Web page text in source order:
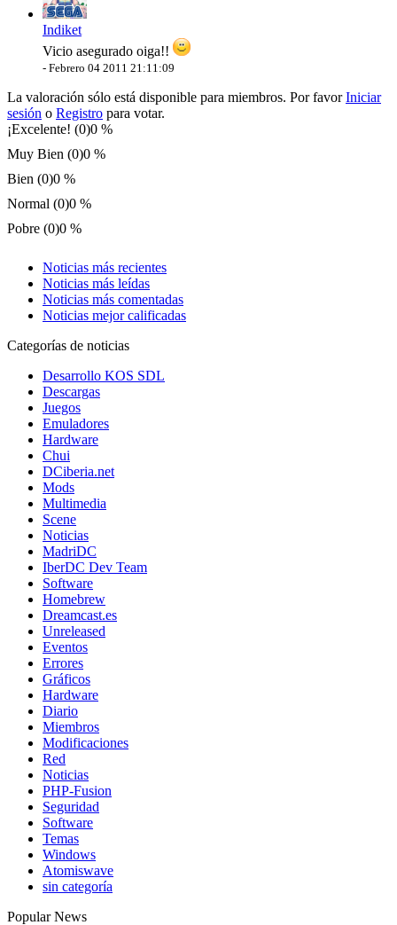
Indiket
Vicio asegurado oiga!!
- Febrero 04 2011 21:11:09
La valoración sólo está disponible para miembros. Por favorIniciar
sesión o Registro para votar.
¡Excelente! (0)0 %
Muy Bien (0)0 %
Bien (0)0 %
Normal (0)0 %
Pobre (0)0 %
Noticias más recientes
Noticias más leídas
Noticias más comentadas
Noticias mejor calificadas
Categorías de noticias
Desarrollo KOS SDL
Descargas
Juegos
Emuladores
Hardware
Chui
DCiberia.net
Mods
Multimedia
Scene
Noticias
MadriDC
IberDC Dev Team
Software
Homebrew
Dreamcast.es
Unreleased
Eventos
Errores
Gráficos
Hardware
Diario
Miembros
Modificaciones
Red
Noticias
PHP-Fusion
Seguridad
Software
Temas
Windows
Atomiswave
sin categoría
Popular News